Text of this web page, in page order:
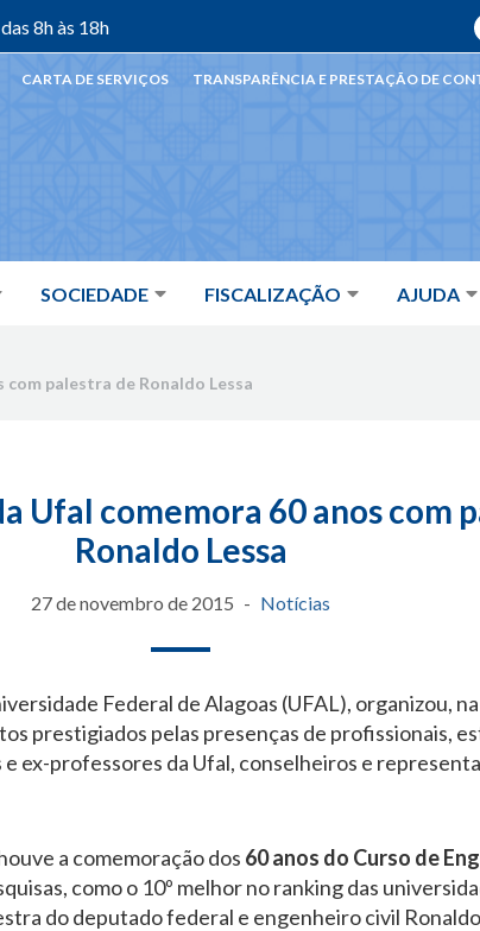
8h às 18h
SOCIEDADE FISCALIZAÇÃO AJUDA
TRANSPARÊNCIA E PRESTAÇÃO DE
CARTA DE SERVIÇOS
com palestra de Ronaldo Lessa
Ufal comemora 60 anos com
Ronaldo Lessa
27 de novembro de 2015 Notícias
Federal de Alagoas (UFAL), organizou,
prestigiados pelas presenças de profissionais,
ex-professores da Ufal, conselheiros e
a comemoração dos 60 anos do Curso de
como o 10º melhor no ranking das
do deputado federal e engenheiro civil